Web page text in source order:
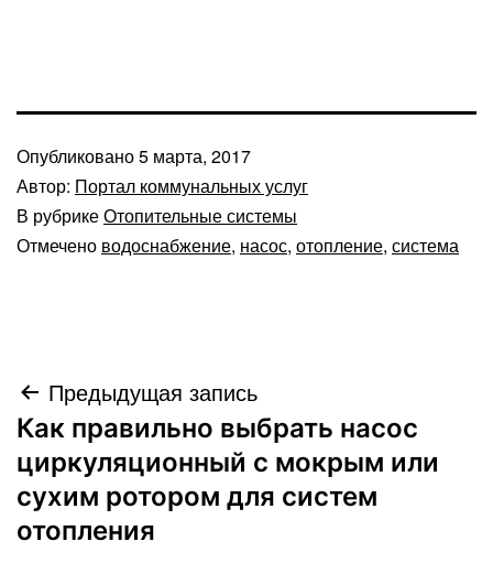
Опубликовано5 марта, 2017
Автор: Портал коммунальных услуг
В рубрикеОтопительные системы
Отмечено водоснабжение, насос, отопление, система
Навигация
по
записям
Предыдущая запись
Как правильно выбрать насос
циркуляционный с мокрым или
сухим ротором для систем
отопления